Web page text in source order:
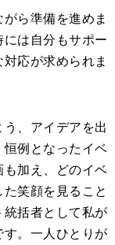
ら準備を進めま
は自分もサポー
応が求められま
、アイデアを出
例となったイベ
加え、どのイベ
笑顔を見ること
括者として私が
。一人ひとりが